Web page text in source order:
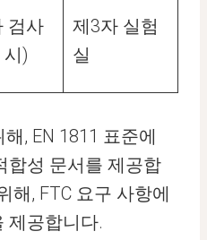
검사
)
제3자 실험
실
, EN 1811 표준에
합성 문서를 제공합
해, FTC 요구 사항에
제공합니다.